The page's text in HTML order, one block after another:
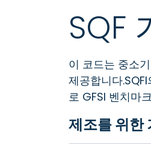
SQF
이 코드는 중소
제공합니다
로 GFSI 벤치마
제조를 위한